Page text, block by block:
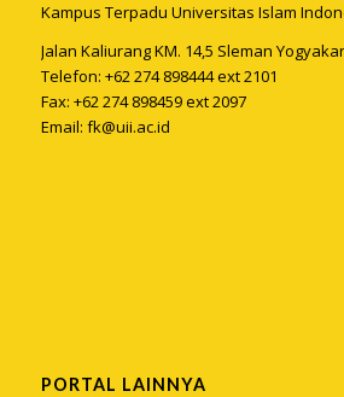
Kampus Terpadu Universitas Islam
Jalan Kaliurang KM. 14,5 Sleman
Telefon: +62 274 898444 ext 2101
Fax: +62 274 898459 ext 2097
Email: fk@uii.ac.id
PORTAL LAINNYA